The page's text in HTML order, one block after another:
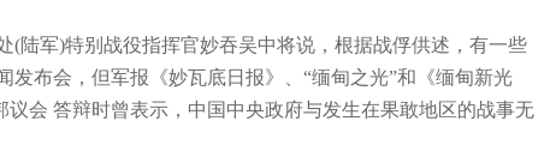
陆军)特别战役指挥官妙吞吴中将说，根据战俘供述，有一些
布会，但军报《妙瓦底日报》、“缅甸之光”和《缅甸新光
会 答辩时曾表示，中国中央政府与发生在果敢地区的战事无